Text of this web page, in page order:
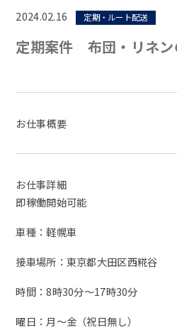
2024.02.16 定期・ルート配送
定期案件 布団・リネン
お仕事概要
お仕事詳細
即稼働開始可能
車種：軽幌車
接車場所：東京都大田区西糀谷
時間：8時30分～17時30分
曜日：月～金（祝日無し）